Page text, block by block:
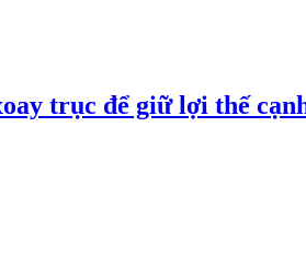
trục để giữ lợi thế